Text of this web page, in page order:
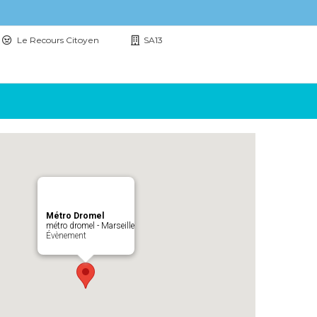
Le Recours Citoyen SA13
Métro Dromel
métro dromel - Marseille
Évènement